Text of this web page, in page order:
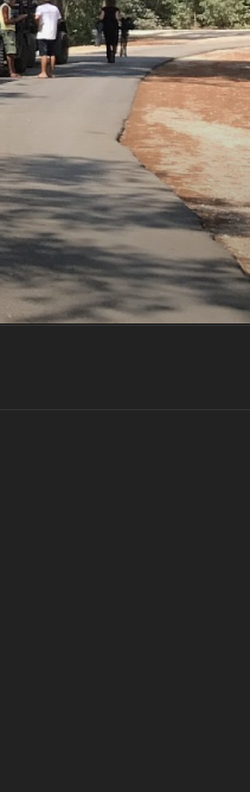
דילוג
לתוכן